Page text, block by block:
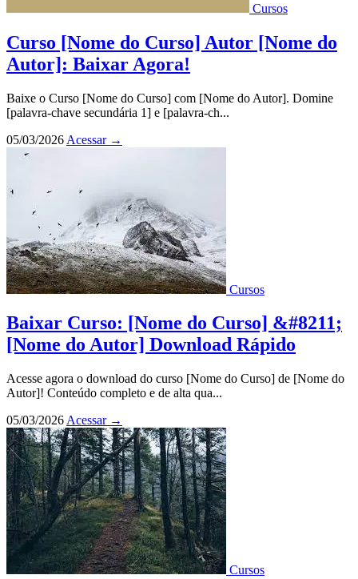
Cursos
Curso [Nome do Curso] Autor [Nome do
Autor]: Baixar Agora!
Baixe o Curso [Nome do Curso] com [Nome do Autor]. Domine
[palavra-chave secundária 1] e [palavra-ch...
05/03/2026 Acessar →
Cursos
Baixar Curso: [Nome do Curso] &#8211;
[Nome do Autor] Download Rápido
Acesse agora o download do curso [Nome do Curso] de [Nome do
Autor]! Conteúdo completo e de alta qua...
05/03/2026 Acessar →
Cursos